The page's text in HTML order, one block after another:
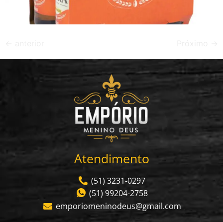
Atendimento
(51) 3231-0297
(51) 99204-2758
emporiomeninodeus@gmail.com